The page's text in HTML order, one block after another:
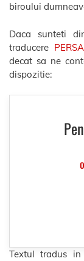
biroului
Daca sunteti
traducere
decat sa ne
dispozitie:
Textul tradus